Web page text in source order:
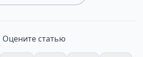
Оцените статью